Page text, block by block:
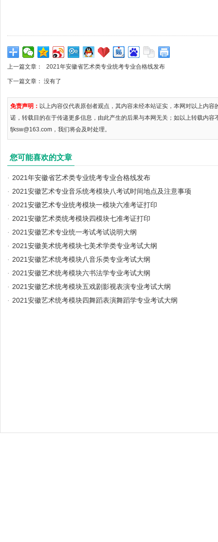
上一篇文章： 2021年安徽省艺术类专业统考专业合格线发布
下一篇文章： 没有了
免责声明： 以上内容仅代表原创者观点，其内容未经本站证实，本网对以上内
诺，转载目的在于传递更多信息，由此产生的后果与本网无关；如以上转载内容
fjksw@163.com，我们将会及时处理。
您可能喜欢的文章
· 2021年安徽省艺术类专业统考专业合格线发布
· 2021安徽艺术专业音乐统考模块八考试时间地点及注意事项
· 2021安徽艺术专业统考模块一模块六准考证打印
· 2021安徽艺术类统考模块四模块七准考证打印
· 2021安徽艺术专业统一考试考试说明大纲
· 2021安徽美术统考模块七美术学类专业考试大纲
· 2021安徽艺术统考模块八音乐类专业考试大纲
· 2021安徽艺术统考模块六书法学专业考试大纲
· 2021安徽艺术统考模块五戏剧影视表演专业考试大纲
· 2021安徽艺术统考模块四舞蹈表演舞蹈学专业考试大纲